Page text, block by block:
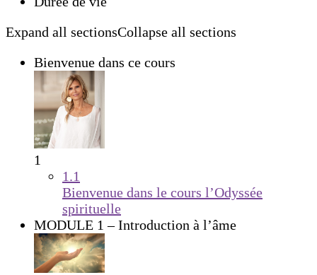
Expand all sectionsCollapse all sections
Bienvenue dans ce cours
1
1.1
Bienvenue dans le cours l’Odyssée
spirituelle
MODULE 1 – Introduction à l’âme